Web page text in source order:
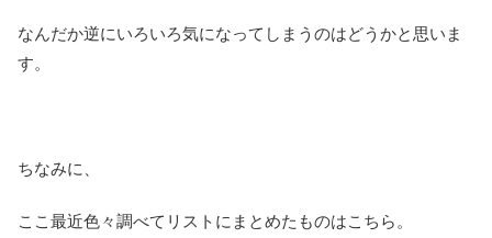
なんだか逆にいろいろ気になってしまうのはどうかと思いま
す。
ちなみに、
ここ最近色々調べてリストにまとめたものはこちら。